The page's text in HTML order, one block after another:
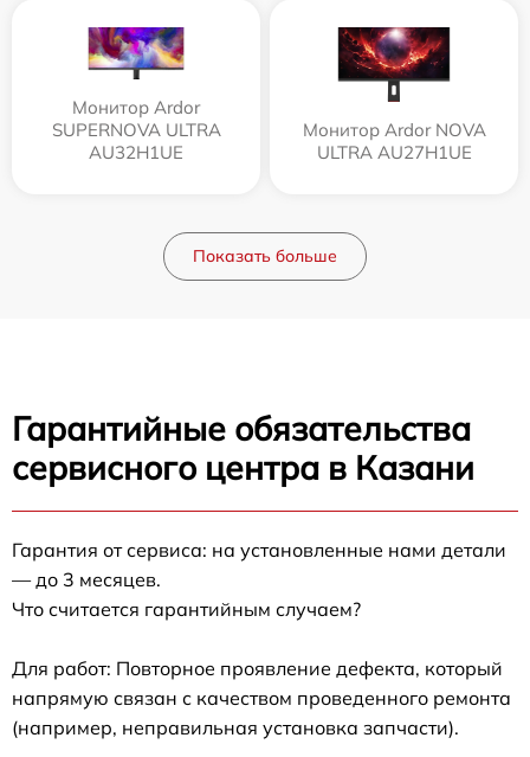
Монитор Ardor
SUPERNOVA ULTRA
AU32H1UE
Монитор Ardor NOVA
ULTRA AU27H1UE
Показать больше
Гарантийные обязательства
сервисного центра в Казани
Гарантия от сервиса: на установленные нами детали
— до 3 месяцев.
Что считается гарантийным случаем?
Для работ: Повторное проявление дефекта, который
напрямую связан с качеством проведенного ремонта
(например, неправильная установка запчасти).